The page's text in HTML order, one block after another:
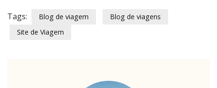
Tags: Blog de viagem
Blog de viagens
Site de Viagem